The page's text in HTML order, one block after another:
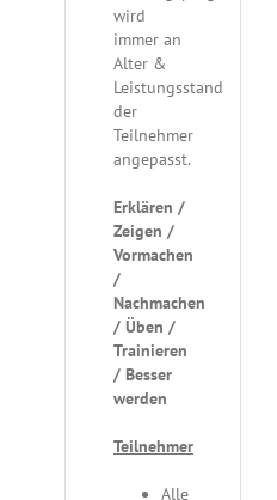
wird
immer an
Alter &
Leistungsstand
der
Teilnehmer
angepasst.
Erklären /
Zeigen /
Vormachen
/
Nachmachen
/ Üben /
Trainieren
/ Besser
werden
Teilnehmer
Alle